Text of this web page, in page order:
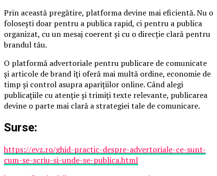
Prin această pregătire, platforma devine mai eficientă. Nu o
folosești doar pentru a publica rapid, ci pentru a publica
organizat, cu un mesaj coerent și cu o direcție clară pentru
brandul tău.
O platformă advertoriale pentru publicare de comunicate
și articole de brand îți oferă mai multă ordine, economie de
timp și control asupra aparițiilor online. Când alegi
publicațiile cu atenție și trimiți texte relevante, publicarea
devine o parte mai clară a strategiei tale de comunicare.
Surse:
https://evz.ro/ghid-practic-despre-advertoriale-ce-sunt-
cum-se-scriu-si-unde-se-publica.html